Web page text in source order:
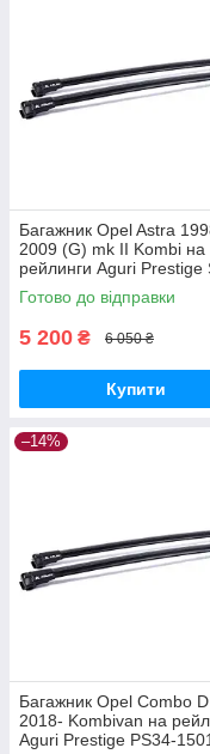
Багажник Opel Astra
2009 (G) mk II Kombi на
рейлинги Aguri Prestige
1499B
Готово до відправки
5 200 ₴ 6 050 ₴
Купити
–14%
Багажник Opel Combo D
2018- Kombivan на
Aguri Prestige PS34-